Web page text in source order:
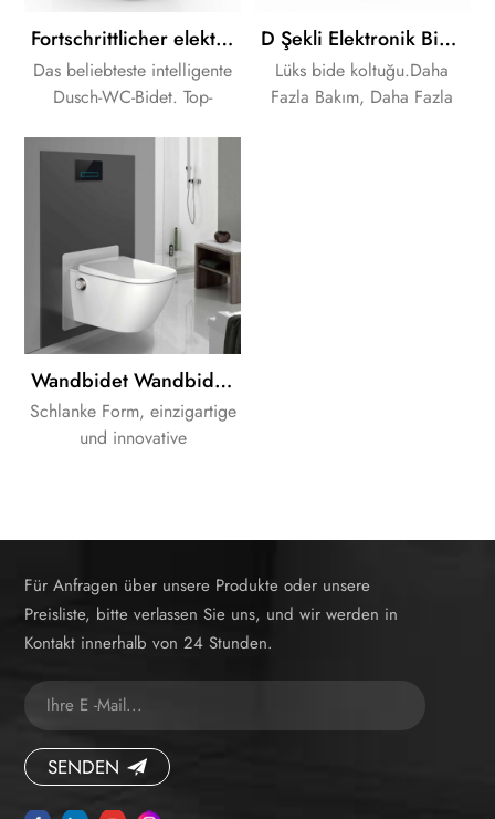
Fortschrittlicher elektronischer Bidet-WC-Sitz mit Lufttrockner
Das beliebteste intelligente
Dusch-WC-Bidet. Top-
D Şekli Elektronik Bide Koltuğu, Nozullu Kendi Kendini Temizleme
Lüks bide koltuğu.Daha
Fazla Bakım, Daha Fazla
Wandbidet Wandbidet Smart-Elektronisches Bidet
Schlanke Form, einzigartige
und innovative
Für Anfragen über unsere Produkte oder unsere
Preisliste, bitte verlassen Sie uns, und wir werden in
Kontakt innerhalb von 24 Stunden.
SENDEN